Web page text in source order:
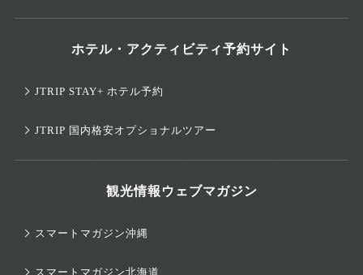
ホテル・アクティビティ予約サイト
JTRIP STAY+ ホテル予約
JTRIP 国内格安オプショナルツアー
観光情報ウェブマガジン
スマートマガジン沖縄
スマートマガジン北海道